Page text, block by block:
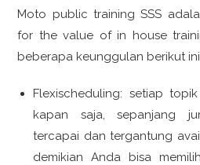
Moto public training SSS
for the value of in house
beberapa keunggulan berikut
Flexischeduling: setiap
kapan saja, sepanjang
tercapai dan tergantung
demikian Anda bisa